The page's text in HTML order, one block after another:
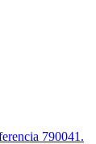
790041.